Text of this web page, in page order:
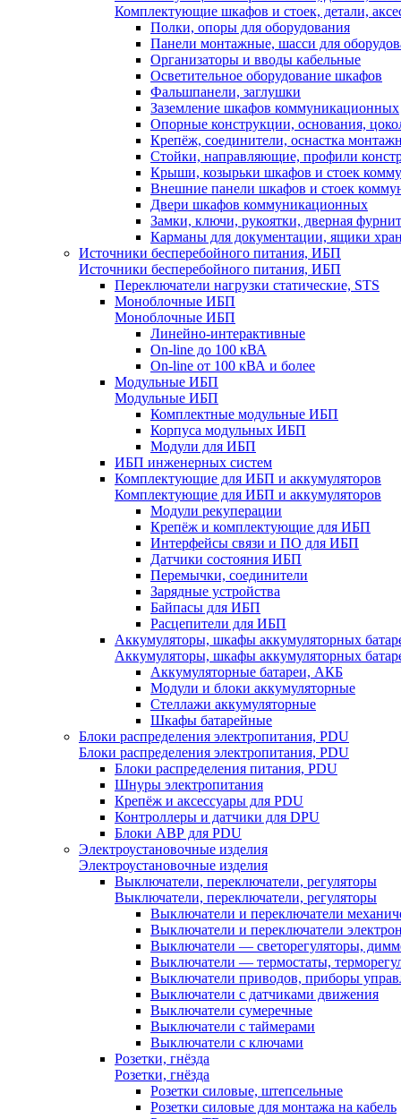
Комплектующие шкафов и стоек, детали,
Полки, опоры для оборудования
Панели монтажные, шасси для
Организаторы и вводы кабельные
Осветительное оборудование шкафов
Фальшпанели, заглушки
Заземление шкафов коммуникационных
Опорные конструкции, основания,
Крепёж, соединители, оснастка
Стойки, направляющие, профили
Крыши, козырьки шкафов и стоек
Внешние панели шкафов и стоек
Двери шкафов коммуникационных
Замки, ключи, рукоятки, дверная
Карманы для документации, ящики
Источники бесперебойного питания, ИБП
Источники бесперебойного питания, ИБП
Переключатели нагрузки статические, STS
Моноблочные ИБП
Моноблочные ИБП
Линейно-интерактивные
On-line до 100 кВА
On-line от 100 кВА и более
Модульные ИБП
Модульные ИБП
Комплектные модульные ИБП
Корпуса модульных ИБП
Модули для ИБП
ИБП инженерных систем
Комплектующие для ИБП и аккумуляторов
Комплектующие для ИБП и аккумуляторов
Модули рекуперации
Крепёж и комплектующие для ИБП
Интерфейсы связи и ПО для ИБП
Датчики состояния ИБП
Перемычки, соединители
Зарядные устройства
Байпасы для ИБП
Расцепители для ИБП
Аккумуляторы, шкафы аккумуляторных
Аккумуляторы, шкафы аккумуляторных
Аккумуляторные батареи, АКБ
Модули и блоки аккумуляторные
Стеллажи аккумуляторные
Шкафы батарейные
Блоки распределения электропитания, PDU
Блоки распределения электропитания, PDU
Блоки распределения питания, PDU
Шнуры электропитания
Крепёж и аксессуары для PDU
Контроллеры и датчики для DPU
Блоки АВР для PDU
Электроустановочные изделия
Электроустановочные изделия
Выключатели, переключатели, регуляторы
Выключатели, переключатели, регуляторы
Выключатели и переключатели
Выключатели и переключатели
Выключатели — светорегуляторы,
Выключатели — термостаты,
Выключатели приводов, приборы
Выключатели с датчиками движения
Выключатели сумеречные
Выключатели с таймерами
Выключатели с ключами
Розетки, гнёзда
Розетки, гнёзда
Розетки силовые, штепсельные
Розетки силовые для монтажа на кабель